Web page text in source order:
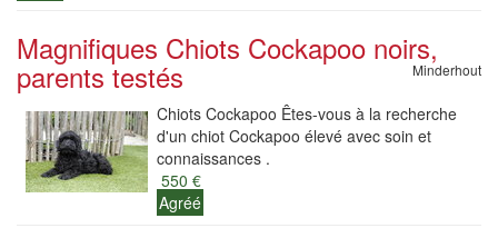
Magnifiques Chiots Cockapoo noirs,
parents testés Minderhout
Chiots Cockapoo Êtes-vous à la recherche
d'un chiot Cockapoo élevé avec soin et
connaissances .
550 €
Agréé